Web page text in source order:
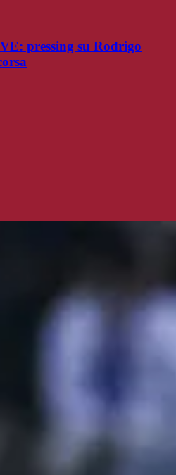
pressing su Rodrigo